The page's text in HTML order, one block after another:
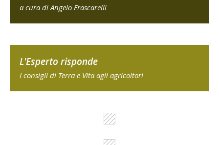
a cura di Angelo Frascarelli
L'Esperto risponde
I consigli di Terra e Vita agli agricoltori